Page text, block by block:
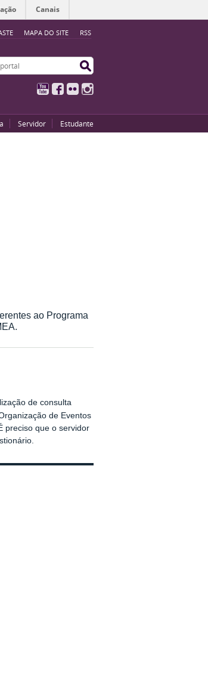
MAPA DO SITE RSS
Canais
YouTubeFacebook
Flickr
Servidor Estudante
ao Programa
de consulta
de Eventos
preciso que o servidor